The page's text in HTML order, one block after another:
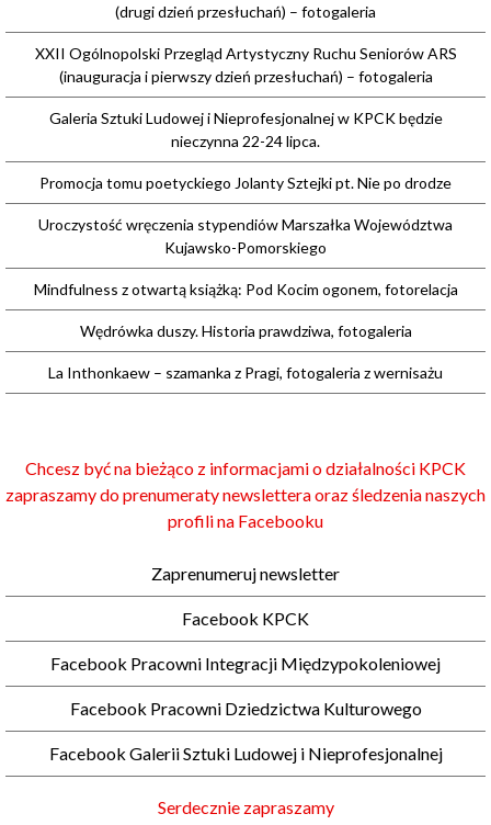
(drugi dzień przesłuchań) – fotogaleria
XXII Ogólnopolski Przegląd Artystyczny Ruchu Seniorów ARS
(inauguracja i pierwszy dzień przesłuchań) – fotogaleria
Galeria Sztuki Ludowej i Nieprofesjonalnej w KPCK będzie
nieczynna 22-24 lipca.
Promocja tomu poetyckiego Jolanty Sztejki pt. Nie po drodze
Uroczystość wręczenia stypendiów Marszałka Województwa
Kujawsko-Pomorskiego
Mindfulness z otwartą książką: Pod Kocim ogonem, fotorelacja
Wędrówka duszy. Historia prawdziwa, fotogaleria
La Inthonkaew – szamanka z Pragi, fotogaleria z wernisażu
Chcesz być na bieżąco z informacjami o działalności KPCK
zapraszamy do prenumeraty newslettera oraz śledzenia naszych
profili na Facebooku
Zaprenumeruj newsletter
Facebook KPCK
Facebook Pracowni Integracji Międzypokoleniowej
Facebook Pracowni Dziedzictwa Kulturowego
Facebook Galerii Sztuki Ludowej i Nieprofesjonalnej
Serdecznie zapraszamy